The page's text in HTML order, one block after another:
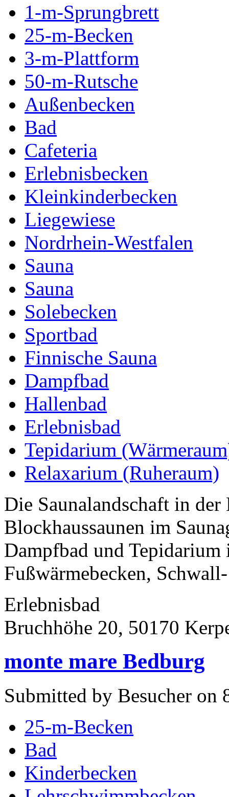
1-m-Sprungbrett
25-m-Becken
3-m-Plattform
50-m-Rutsche
Außenbecken
Bad
Cafeteria
Erlebnisbecken
Kleinkinderbecken
Liegewiese
Nordrhein-Westfalen
Sauna
Sauna
Solebecken
Sportbad
Finnische Sauna
Dampfbad
Hallenbad
Erlebnisbad
Tepidarium
Relaxarium (Ruheraum)
Die Saunalandschaft in
Blockhaussaunen im
Dampfbad und
Fußwärmebecken,
Erlebnisbad
Bruchhöhe 20, 50170
monte mare Bedburg
Submitted by Besucher on
25-m-Becken
Bad
Kinderbecken